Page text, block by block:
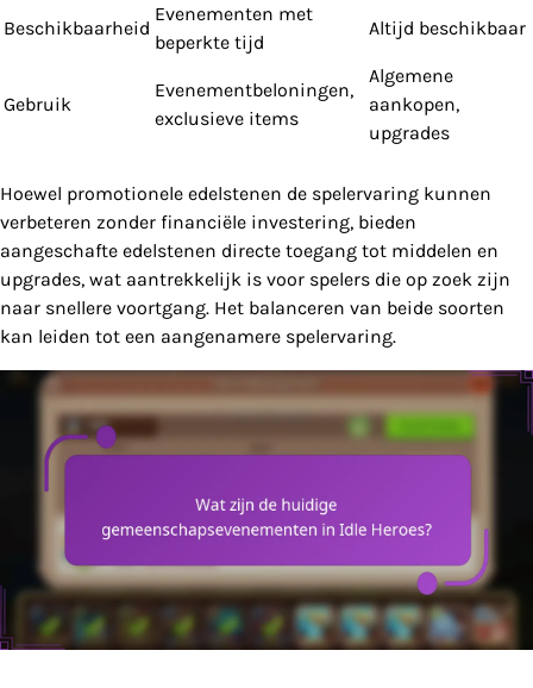
Beschikbaarheid
Evenementen met
beperkte tijd
Altijd beschikbaar
Gebruik
Evenementbeloningen,
exclusieve items
Algemene
aankopen,
upgrades
Hoewel promotionele edelstenen de spelervaring kunnen
verbeteren zonder financiële investering, bieden
aangeschafte edelstenen directe toegang tot middelen en
upgrades, wat aantrekkelijk is voor spelers die op zoek zijn
naar snellere voortgang. Het balanceren van beide soorten
kan leiden tot een aangenamere spelervaring.